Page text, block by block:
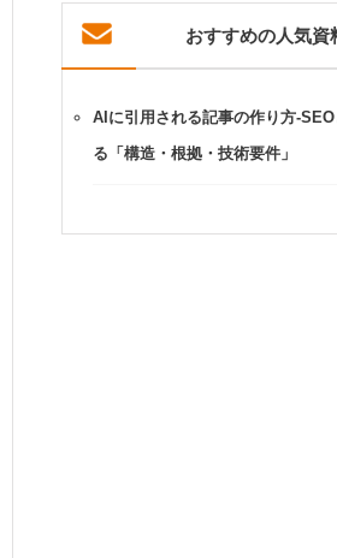
おすすめの人気資
AIに引用される記事の作り方-
る「構造・根拠・技術要件」